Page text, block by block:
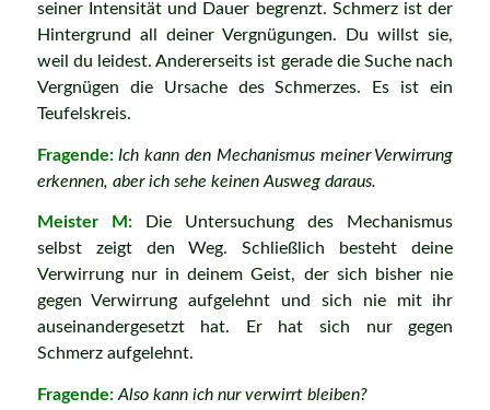
seiner Intensität und Dauer begrenzt. Schmerz ist der
Hintergrund all deiner Vergnügungen. Du willst sie,
weil du leidest. Andererseits ist gerade die Suche nach
Vergnügen die Ursache des Schmerzes. Es ist ein
Teufelskreis.
Fragende:Ich kann den Mechanismus meiner Verwirrung
erkennen, aber ich sehe keinen Ausweg daraus.
Meister M:Die Untersuchung des Mechanismus
selbst zeigt den Weg. Schließlich besteht deine
Verwirrung nur in deinem Geist, der sich bisher nie
gegen Verwirrung aufgelehnt und sich nie mit ihr
auseinandergesetzt hat. Er hat sich nur gegen
Schmerz aufgelehnt.
Fragende: Also kann ich nur verwirrt bleiben?